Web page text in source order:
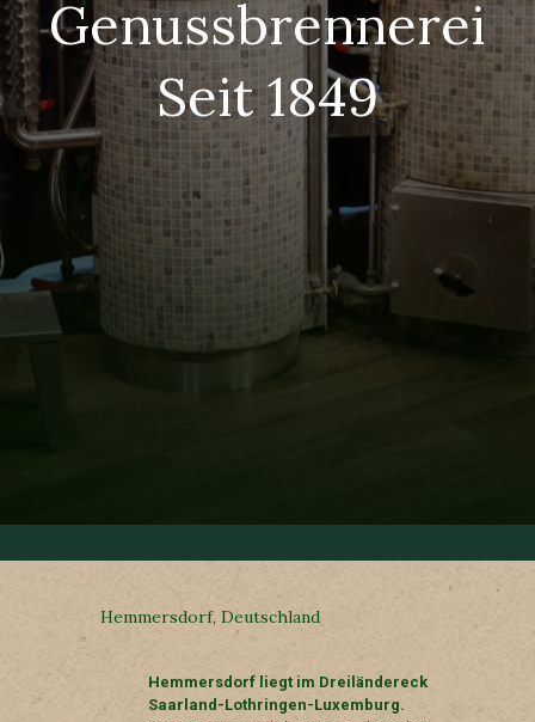
Genussbrennerei
Seit 1849
Hemmersdorf, Deutschland
Hemmersdorf liegt im Dreiländereck
Saarland-Lothringen-Luxemburg.